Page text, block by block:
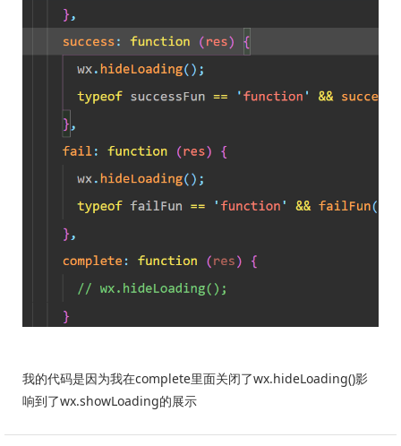
我的代码是因为我在complete里面关闭了wx.hideLoading()影
响到了wx.showLoading的展示